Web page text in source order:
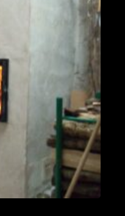
le Tarn
25340